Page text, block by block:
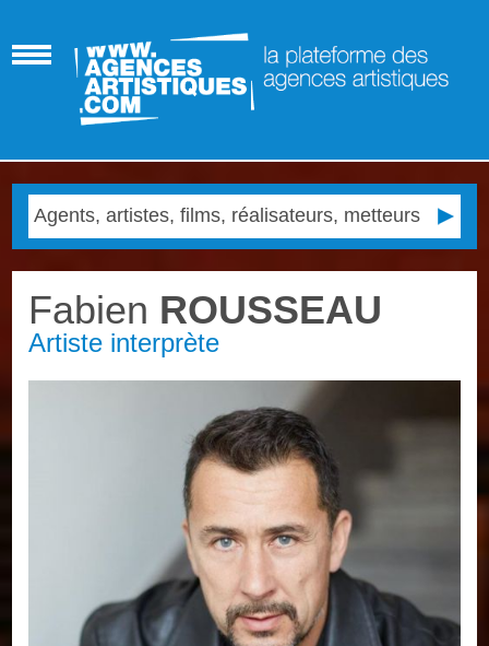
Fabien ROUSSEAU
Artiste interprète